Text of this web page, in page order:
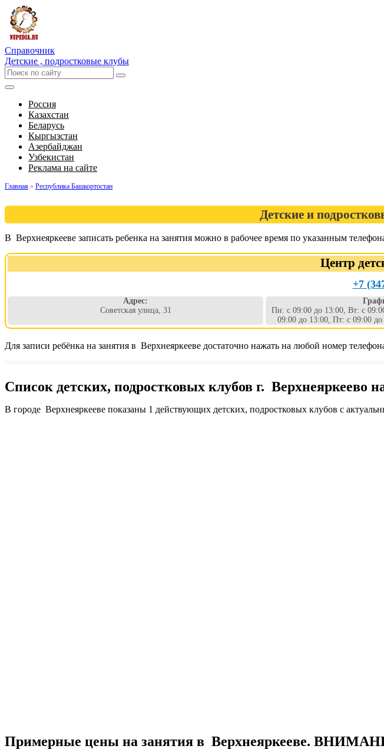
Справочник
Детские , подростковые клубы
Россия
Казахстан
Беларусь
Кыргызстан
Азербайджан
Узбекистан
Реклама на сайте
Главная » Республика Башкортостан
Детские и
В Верхнеяркееве записать ребенка на занятия можно в рабочее время по указанным
Центр
+7
Адрес:
Советская улица, 31
Пн: с 09:00 до 13:00, Вт: с
09:00 до 13:00, Пт: с 09:00
Для записи ребёнка на занятия в Верхнеяркееве достаточно нажать на любой номер
Список детских, подростковых клубов г. Верхнеяркеево
В городе Верхнеяркееве показаны 1 действующих детских, подростковых клубов с
Примерные цены на занятия в Верхнеяркееве.